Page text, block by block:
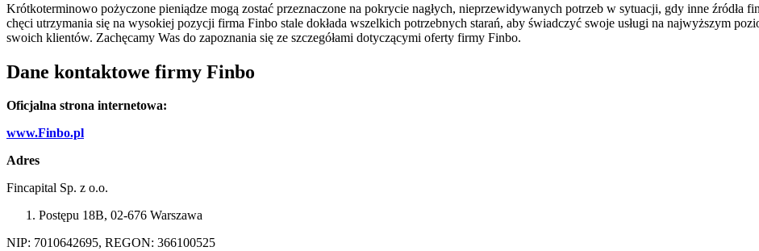
Krótkoterminowo pożyczone pieniądze mogą zostać przeznaczone na pokrycie nagłych, nieprzewidywanych potrzeb w sytuacji, gdy inne źródła
chęci utrzymania się na wysokiej pozycji firma Finbo stale dokłada wszelkich potrzebnych starań, aby świadczyć swoje usługi na najwyższym
swoich klientów. Zachęcamy Was do zapoznania się ze szczegółami dotyczącymi oferty firmy Finbo.
Dane kontaktowe firmy Finbo
Oficjalna strona internetowa:
www.Finbo.pl
Adres
Fincapital Sp. z o.o.
Postępu 18B, 02-676 Warszawa
NIP: 7010642695, REGON: 366100525